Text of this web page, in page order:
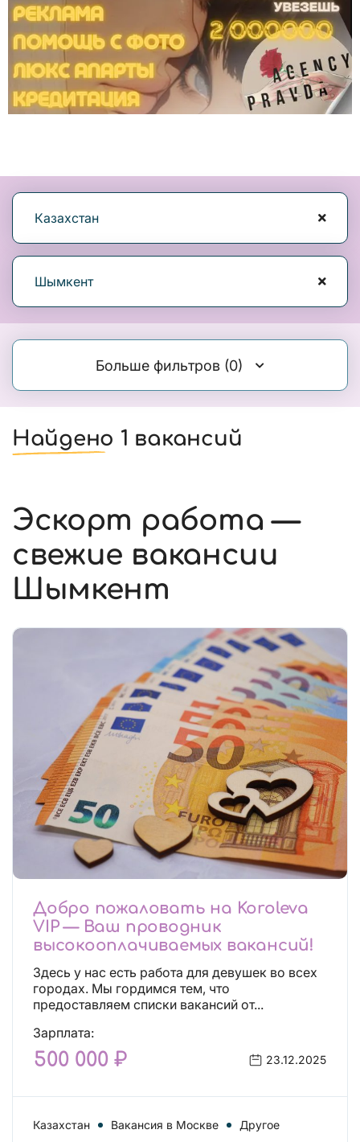
Казахстан
Шымкент
Больше фильтров (0)
Найдено 1 вакансий
Эскорт работа —
свежие вакансии
Шымкент
Добро пожаловать на Koroleva
VIP — Ваш проводник
высокооплачиваемых вакансий!
Здесь у нас есть работа для девушек во всех
городах. Мы гордимся тем, что
предоставляем списки вакансий от...
Зарплата:
500 000 ₽ 23.12.2025
Казахстан Вакансия в Москве Другое